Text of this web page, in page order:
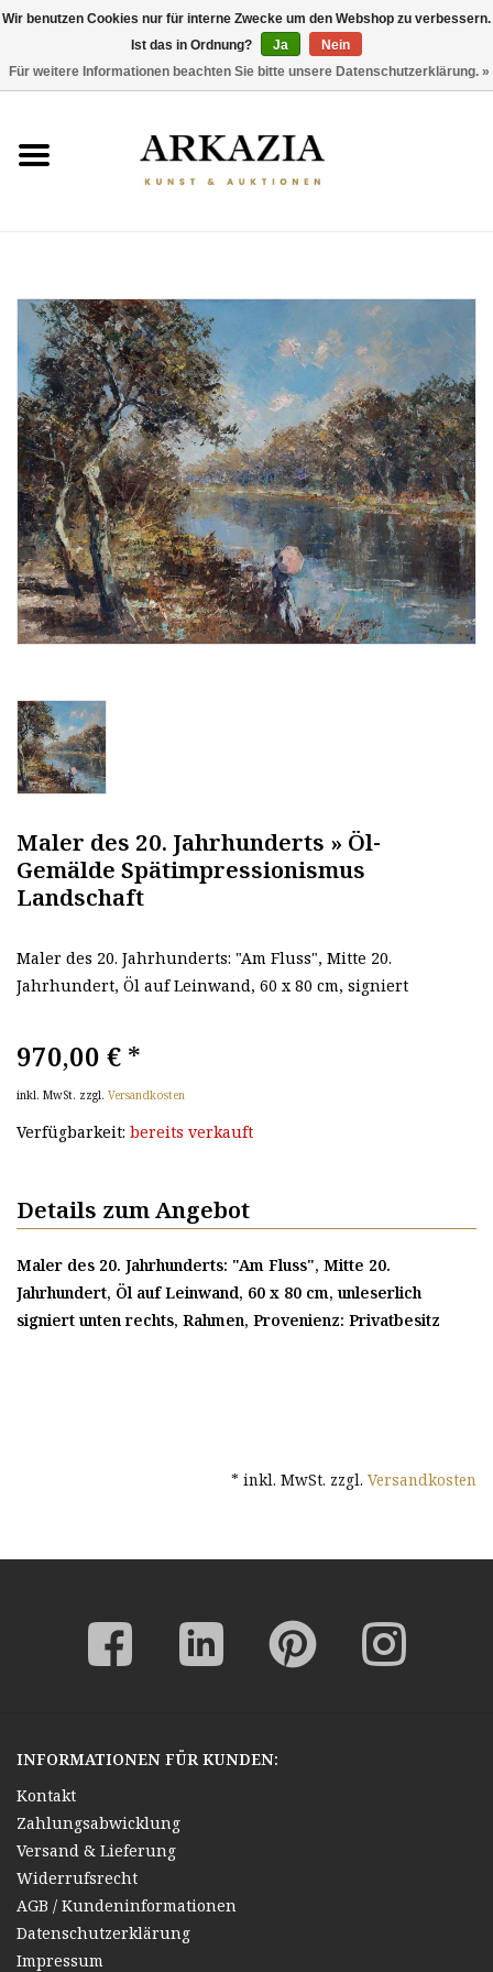
AKTUELLER KATALOG
THEMEN
ENTDECKEN
Maler des 20. Jahrhunderts » Öl-
Gemälde Spätimpressionismus
Landschaft
Maler des 20. Jahrhunderts: "Am Fluss", Mitte 20.
Jahrhundert, Öl auf Leinwand, 60 x 80 cm, signiert
970,00 € *
inkl. MwSt. zzgl. Versandkosten
Verfügbarkeit: bereits verkauft
Details zum Angebot
Maler des 20. Jahrhunderts: "Am Fluss", Mitte 20.
Jahrhundert, Öl auf Leinwand, 60 x 80 cm, unleserlich
signiert unten rechts, Rahmen, Provenienz: Privatbesitz
* inkl. MwSt. zzgl. Versandkosten
INFORMATIONEN FÜR KUNDEN:
Kontakt
Zahlungsabwicklung
Versand & Lieferung
Widerrufsrecht
AGB / Kundeninformationen
Datenschutzerklärung
Impressum
Wir benutzen Cookies nur für interne Zwecke um den Webshop zu verbessern.
Ist das in Ordnung?
Ja
Nein
Für weitere Informationen beachten Sie bitte unsere Datenschutzerklärung. »